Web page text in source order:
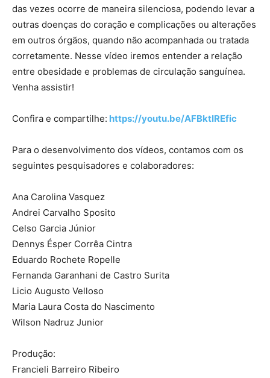
das vezes ocorre de maneira silenciosa, podendo levar a
outras doenças do coração e complicações ou alterações
em outros órgãos, quando não acompanhada ou tratada
corretamente. Nesse vídeo iremos entender a relação
entre obesidade e problemas de circulação sanguínea.
Venha assistir!
Confira e compartilhe: https://youtu.be/AFBktIREfic
Para o desenvolvimento dos vídeos, contamos com os
seguintes pesquisadores e colaboradores:
Ana Carolina Vasquez
Andrei Carvalho Sposito
Celso Garcia Júnior
Dennys Ésper Corrêa Cintra
Eduardo Rochete Ropelle
Fernanda Garanhani de Castro Surita
Licio Augusto Velloso
Maria Laura Costa do Nascimento
Wilson Nadruz Junior
Produção:
Francieli Barreiro Ribeiro